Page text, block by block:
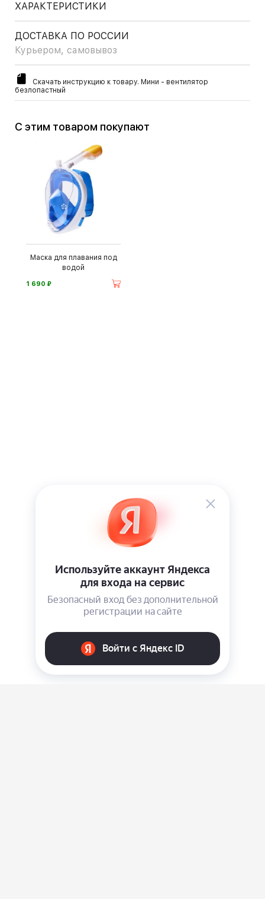
ХАРАКТЕРИСТИКИ
ДОСТАВКА ПО РОССИИ
Курьером, самовывоз
Скачать инструкцию к товару. Мини - вентилятор
безлопастный
С этим товаром покупают
Маска для плавания под
водой
1 690 ⃏